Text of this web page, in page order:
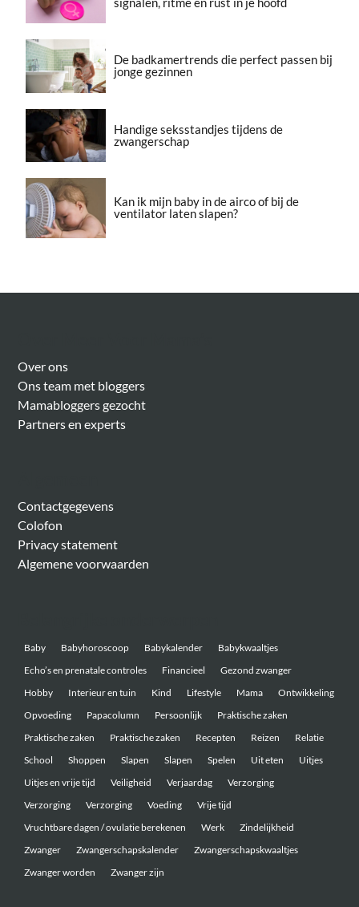
De badkamertrends die perfect passen bij
jonge gezinnen
Handige seksstandjes tijdens de
zwangerschap
Kan ik mijn baby in de airco of bij de
ventilator laten slapen?
Over ons
Ons team met bloggers
Mamabloggers gezocht
Partners en experts
Contactgegevens
Colofon
Privacy statement
Algemene voorwaarden
Baby Babyhoroscoop Babykalender
Babykwaaltjes
Echo’s en prenatale controles
Financieel
Gezond zwanger
Hobby
Interieur en tuin Kind Lifestyle Mama
Ontwikkeling
Opvoeding
Papacolumn Persoonlijk
Praktische zaken
Praktische zaken
Praktische zaken Recepten Reizen
Relatie
School
Shoppen Slapen Slapen Spelen Uit eten
Uitjes
Uitjes en vrije tijd
Veiligheid Verjaardag
Verzorging
Verzorging
Verzorging Voeding
Vrije tijd
Vruchtbare dagen / ovulatie berekenen
Werk
Zindelijkheid
Zwanger
Zwangerschapskalender
Zwangerschapskwaaltjes
Zwanger worden
Zwanger zijn